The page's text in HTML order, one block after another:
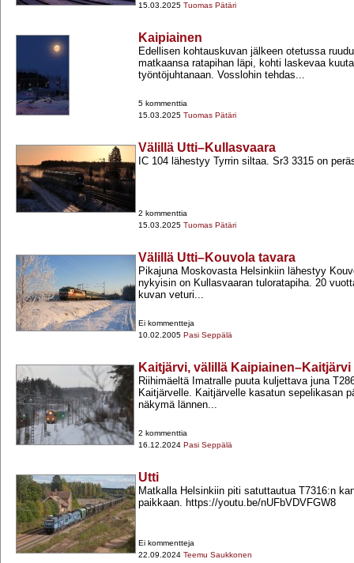
15.03.2025 Tuomas Pätäri
Kaipiainen
Edellisen kohtauskuvan jälkeen otetussa
matkaansa ratapihan läpi, kohti laskevaa
työntöjuhtanaan. Vosslohin tehdas...
5 kommenttia
15.03.2025 Tuomas Pätäri
Välillä Utti–Kullasvaara
IC 104 lähestyy Tyrrin siltaa. Sr3 3315 on
2 kommenttia
15.03.2025 Tuomas Pätäri
Välillä Utti–Kouvola tavara
Pikajuna Moskovasta Helsinkiin lähestyy
nykyisin on Kullasvaaran tuloratapiha. 20
kuvan veturi...
Ei kommentteja
10.02.2005 Pasi Seppälä
Kaitjärvi, välillä Kaipiainen–Kaitjärvi
Riihimäeltä Imatralle puuta kuljettava juna
Kaitjärvelle. Kaitjärvelle kasatun sepelikasan
näkymä lännen...
2 kommenttia
16.12.2024 Pasi Seppälä
Utti
Matkalla Helsinkiin piti satuttautua T7316:n
paikkaan. https://youtu.be/nUFbVDVFGW8
Ei kommentteja
22.09.2024 Teemu Saukkonen